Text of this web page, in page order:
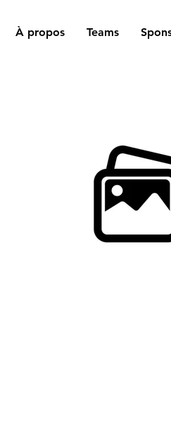
À propos Teams